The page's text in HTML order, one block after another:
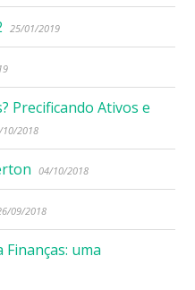
25/01/2019
Precificando Ativos e
10/2018
04/10/2018
09/2018
uma